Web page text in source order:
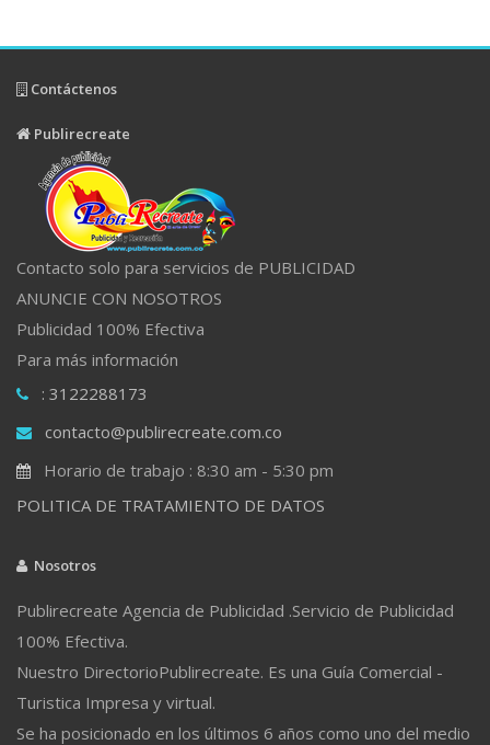
Contáctenos
Publirecreate
Contacto solo para servicios de PUBLICIDAD
ANUNCIE CON NOSOTROS
Publicidad 100% Efectiva
Para más información
: 3122288173
contacto@publirecreate.com.co
Horario de trabajo : 8:30 am - 5:30 pm
POLITICA DE TRATAMIENTO DE DATOS
Nosotros
Publirecreate Agencia de Publicidad .Servicio de Publicidad
100% Efectiva.
Nuestro DirectorioPublirecreate. Es una Guía Comercial -
Turistica Impresa y virtual.
Se ha posicionado en los últimos 6 años como uno del medio